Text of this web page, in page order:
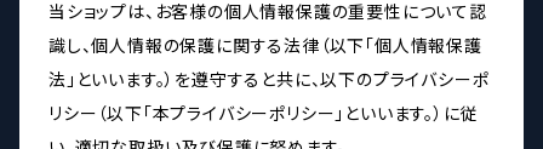
当ショップは、お客様の個人情報保護の重要性について認
識し、個人情報の保護に関する法律（以下「個人情報保護
法」といいます。）を遵守すると共に、以下のプライバシーポ
リシー（以下「本プライバシーポリシー」といいます。）に従